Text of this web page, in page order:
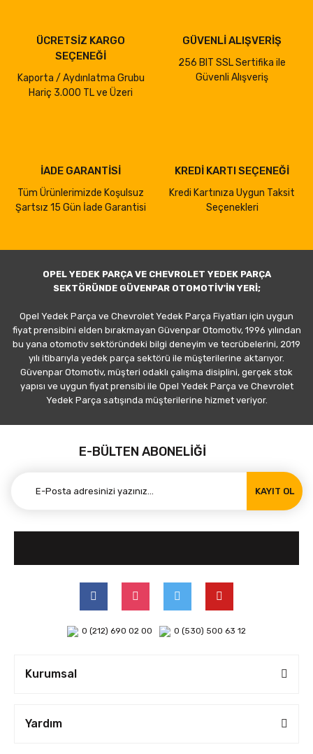
ÜCRETSİZ KARGO
SEÇENEĞİ
Kaporta / Aydınlatma Grubu
Hariç 3.000 TL ve Üzeri
GÜVENLİ ALIŞVERİŞ
256 BIT SSL Sertifika ile
Güvenli Alışveriş
İADE GARANTİSİ
Tüm Ürünlerimizde Koşulsuz
Şartsız 15 Gün İade Garantisi
KREDİ KARTI SEÇENEĞİ
Kredi Kartınıza Uygun Taksit
Seçenekleri
OPEL YEDEK PARÇA VE CHEVROLET YEDEK PARÇA
SEKTÖRÜNDE GÜVENPAR OTOMOTİV'İN YERİ;
Opel Yedek Parça ve Chevrolet Yedek Parça Fiyatları için uygun
fiyat prensibini elden bırakmayan Güvenpar Otomotiv, 1996 yılından
bu yana otomotiv sektöründeki bilgi deneyim ve tecrübelerini, 2019
yılı itibarıyla yedek parça sektörü ile müşterilerine aktarıyor.
Güvenpar Otomotiv, müşteri odaklı çalışma disiplini, gerçek stok
yapısı ve uygun fiyat prensibi ile Opel Yedek Parça ve Chevrolet
Yedek Parça satışında müşterilerine hizmet veriyor.
E-BÜLTEN ABONELİĞİ
KAYIT OL
0 (212) 690 02 00 0 (530) 500 63 12
Kurumsal
Yardım